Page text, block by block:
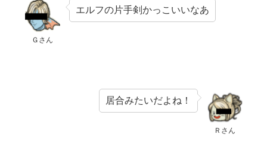
Ｇさん
エルフの片手剣かっこいいなあ
Ｒさん
居合みたいだよね！